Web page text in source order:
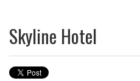
Skyline Hotel